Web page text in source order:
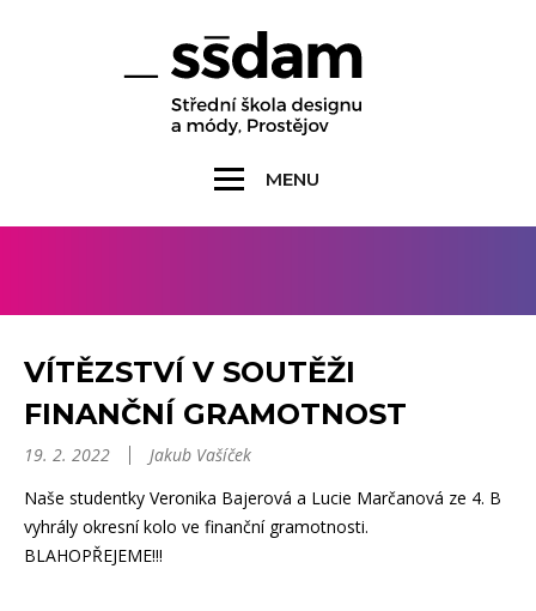
MENU
VÍTĚZSTVÍ V SOUTĚŽI
FINANČNÍ GRAMOTNOST
19. 2. 2022
Jakub Vašíček
Naše studentky Veronika Bajerová a Lucie Marčanová ze 4. B
vyhrály okresní kolo ve finanční gramotnosti.
BLAHOPŘEJEME!!!